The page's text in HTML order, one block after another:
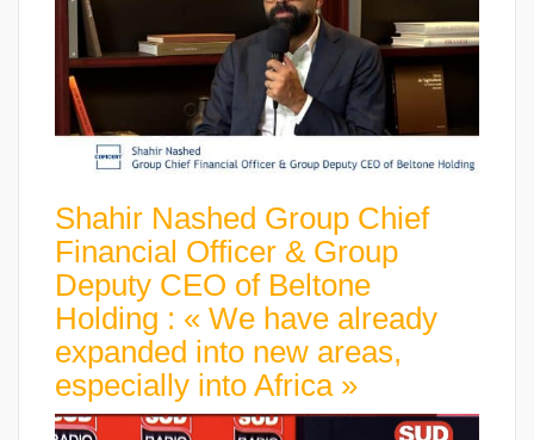
Shahir Nashed Group Chief
Financial Officer & Group
Deputy CEO of Beltone
Holding : « We have already
expanded into new areas,
especially into Africa »